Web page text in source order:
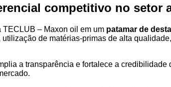
competitivo no setor
– Maxon oil em um patamar de
de matérias-primas de alta
a transparência e fortalece a